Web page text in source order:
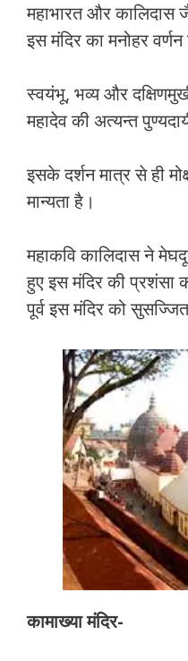
महाभारत और कालिदास
इस मंदिर का मनोहर
स्वयंभू, भव्य और
महादेव की अत्यन्त
इसके दर्शन मात्र से ही
मान्यता है।
महाकवि कालिदास ने
हुए इस मंदिर की प्रशंसा
पूर्व इस मंदिर को
कामाख्या मंदिर-